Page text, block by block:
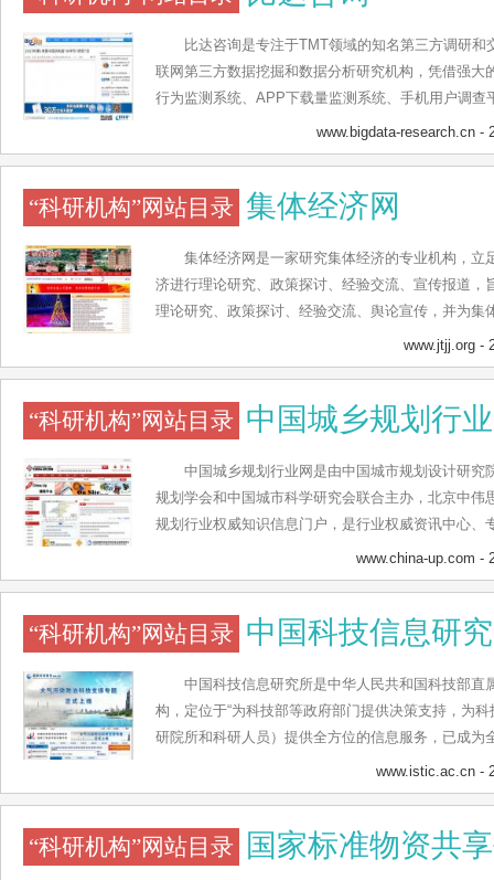
民航安全技术分析和鉴定实验室、民航经济运行实验
了民航数字图书馆，以及航行新技术研究验证、机
民航经济信息在线分析、红外热波成像检测、爆炸物
设我国民航史上第一个大型科学实验条件建设项目
航领域的国家级综合实验验证机构。
比达咨询是专注于TMT领域的知名第三方调研
联网第三方数据挖掘和数据分析研究机构，凭借强大
行为监测系统、APP下载量监测系统、手机用户调查
数据挖掘和数据分析系统，为互联网企业提供企业
分析、手机游戏用户监测和手机用户在线调查等服务
器、社交通讯、移动支付、旅游应用、手机音乐、移
等。此外，比达咨询还对各个细分行业在移动互联网
www.bigdata-research.cn -
“科研机构”网站目录 集体经济网
集体经济网是一家研究集体经济的专业机构，立
济进行理论研究、政策探讨、经验交流、宣传报道，
理论研究、政策探讨、经验交流、舆论宣传，并为集
济网现由时事述评、重点推荐、关注三农、西部开
与评论、集体经济之路、明星村、英雄榜、黄河之声
www.jtjj.org -
“科研机构”网站目录 中国城乡规划行
中国城乡规划行业网是由中国城市规划设计研究
规划学会和中国城市科学研究会联合主办，北京中伟
规划行业权威知识信息门户，是行业权威资讯中心、
站通过信息汇集、发布、表单征询、留言版等方式
广度，为决策服务；通过推广先进的技术与理念、沟
持等方式，服务于科研；通过规划科普、规划大众咨
高大众的规划意识。中国城乡规划行业网汇集了规划
协会、中国城市规划学会、中国城市科学研究会和
源，开辟了二十多个专栏，十多个数据库，及时报道
秀城乡规划研究成果，针对城乡规划行业的热点问题
务，为业内管理和设计单位招聘人才、项目招投标等
www.china-up.com -
“科研机构”网站目录 中国科技信息研
中国科技信息研究所是中华人民共和国科技部直
构，定位于“为科技部等政府部门提供决策支持，为
研院所和科研人员）提供全方位的信息服务，已成为
务中心、学术中心、人才培养中心和网络技术研究
重要支撑。中国科技信息研究所下设7个职能处室、6
务平台管理、科技信息领域高级人才培养和继续教育
务，同时肩负着国家工程技术图书馆建设与发展的重
www.istic.ac.cn -
“科研机构”网站目录 国家标准物资共